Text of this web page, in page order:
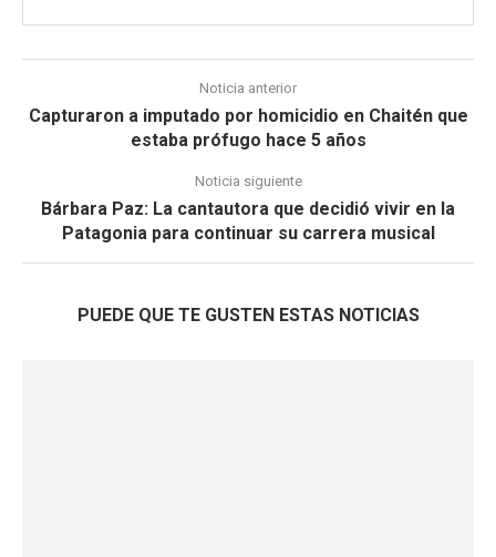
Noticia anterior
Capturaron a imputado por homicidio en Chaitén que
estaba prófugo hace 5 años
Noticia siguiente
Bárbara Paz: La cantautora que decidió vivir en la
Patagonia para continuar su carrera musical
PUEDE QUE TE GUSTEN ESTAS NOTICIAS